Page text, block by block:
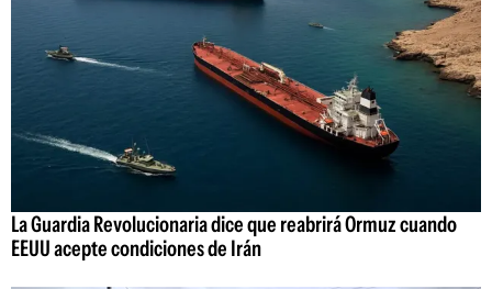
La Guardia Revolucionaria dice que reabrirá Ormuz cuando
EEUU acepte condiciones de Irán